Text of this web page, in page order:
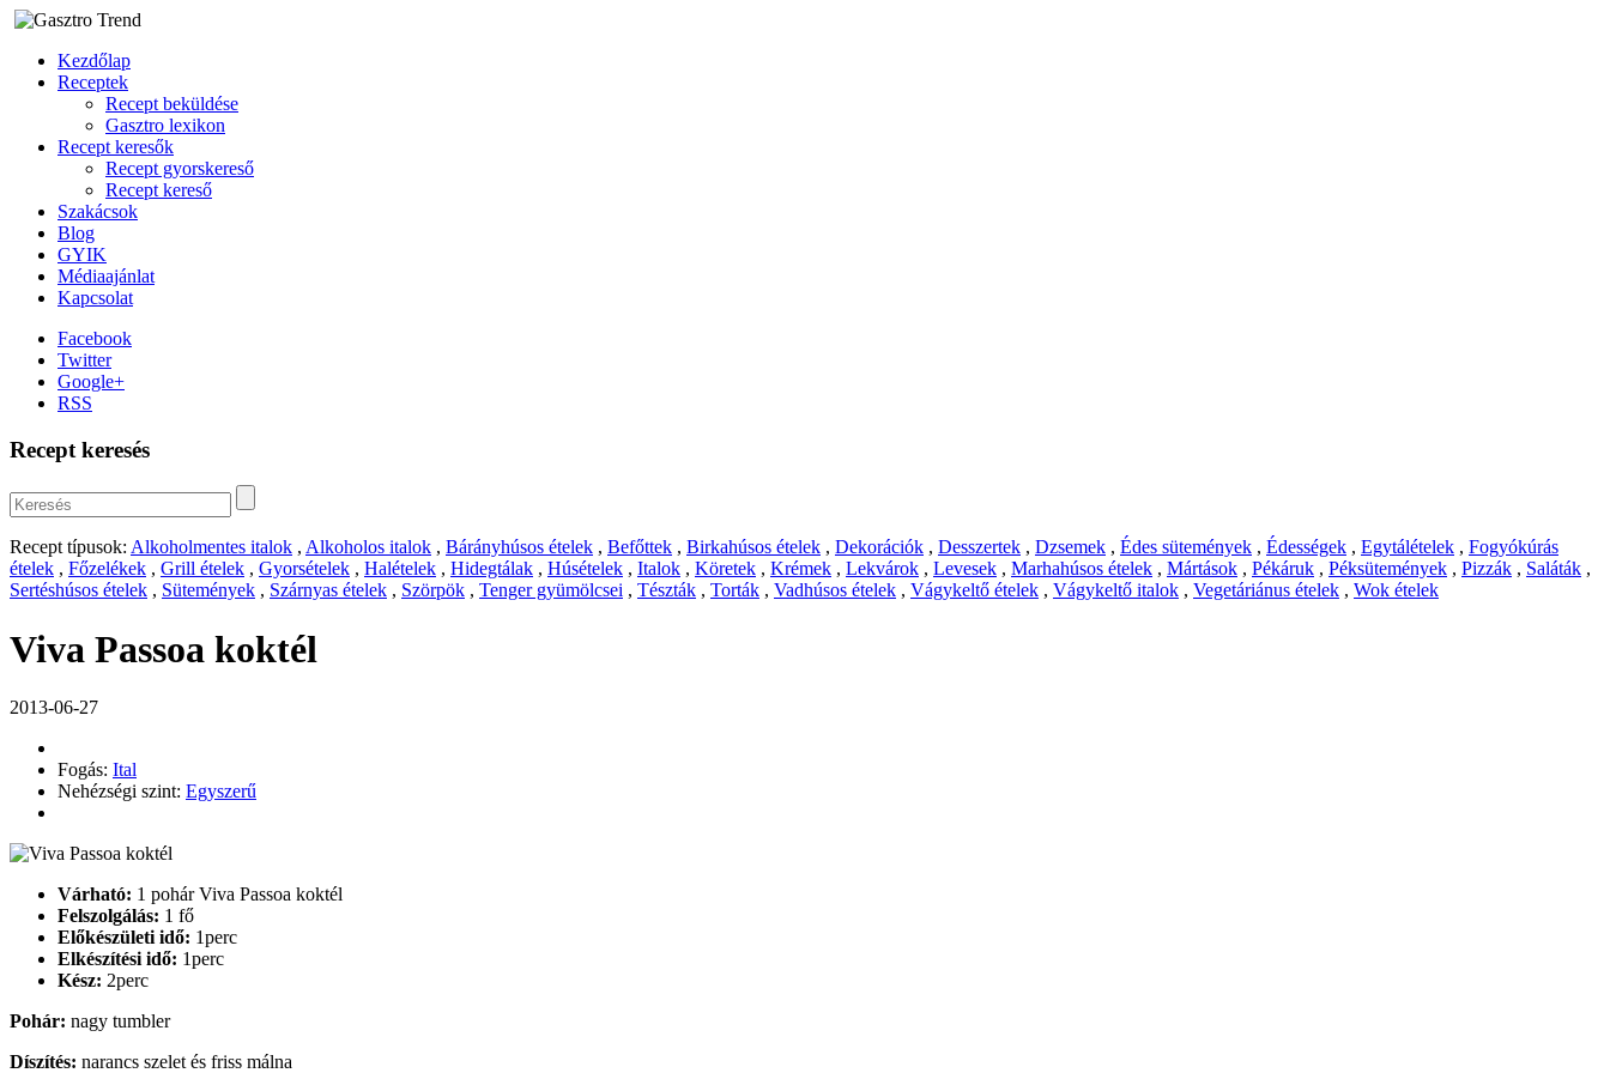
Kezdőlap
Receptek
Recept beküldése
Gasztro lexikon
Recept keresők
Recept gyorskereső
Recept kereső
Szakácsok
Blog
GYIK
Médiaajánlat
Kapcsolat
Facebook
Twitter
Google+
RSS
Recept keresés
Recept típusok: Alkoholmentes italok , Alkoholos italok , Bárányhúsos ételek , Befőttek , Birkahúsos ételek , Dekorációk , Desszertek , Dzsemek , Édes sütemények , Édességek , Egytálételek , Fogyókúrás
ételek , Főzelékek , Grill ételek , Gyorsételek , Halételek , Hidegtálak , Húsételek , Italok , Köretek , Krémek , Lekvárok , Levesek , Marhahúsos ételek , Mártások , Pékáruk , Péksütemények , Pizzák , Saláták ,
Sertéshúsos ételek , Sütemények , Szárnyas ételek , Szörpök , Tenger gyümölcsei , Tészták , Torták , Vadhúsos ételek , Vágykeltő ételek , Vágykeltő italok , Vegetáriánus ételek , Wok ételek
Viva Passoa koktél
2013-06-27
Fogás: Ital
Nehézségi szint: Egyszerű
Várható: 1 pohár Viva Passoa koktél
Felszolgálás: 1 fő
Előkészületi idő: 1perc
Elkészítési idő: 1perc
Kész: 2perc
Pohár: nagy tumbler
Díszítés: narancs szelet és friss málna